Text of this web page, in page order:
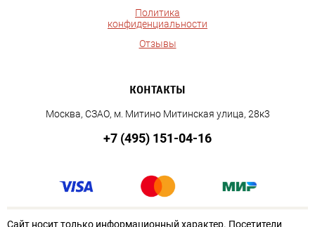
Политика
конфиденциальности
Отзывы
КОНТАКТЫ
Москва, СЗАО, м. Митино Митинская улица, 28к3
+7 (495) 151-04-16
Сайт носит только информационный характер. Посетители